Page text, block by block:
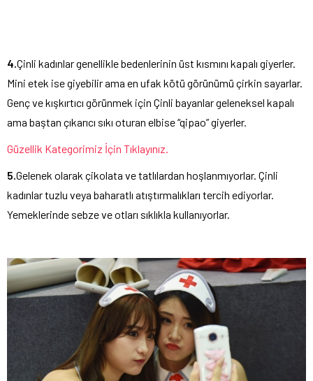
4.Çinli kadınlar genellikle bedenlerinin üst kısmını kapalı giyerler.
Mini etek ise giyebilir ama en ufak kötü görünümü çirkin sayarlar.
Genç ve kışkırtıcı görünmek için Çinli bayanlar geleneksel kapalı
ama baştan çıkarıcı sıkı oturan elbise “qipao” giyerler.
Güzellik Kategorimiz İçin Tıklayınız.
5.Gelenek olarak çikolata ve tatlılardan hoşlanmıyorlar. Çinli
kadınlar tuzlu veya baharatlı atıştırmalıkları tercih ediyorlar.
Yemeklerinde sebze ve otları sıklıkla kullanıyorlar.